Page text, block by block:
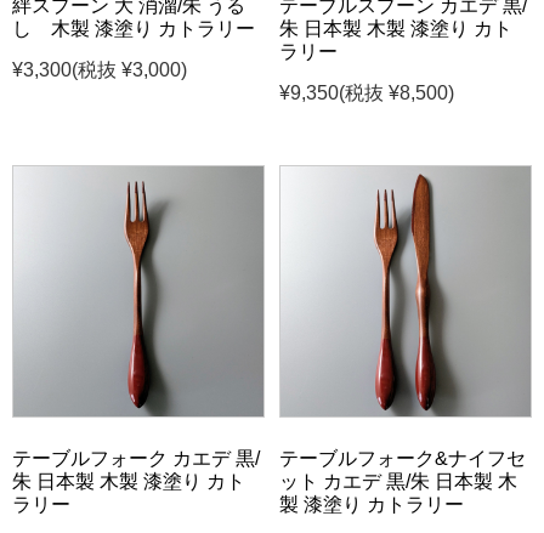
絆スプーン 大 消溜/朱 うる
し 木製 漆塗り カトラリー
¥3,300(税抜 ¥3,000)
テーブルスプーン カエデ 黒/
朱 日本製 木製 漆塗り カト
ラリー
¥9,350(税抜 ¥8,500)
テーブルフォーク カエデ 黒/
朱 日本製 木製 漆塗り カト
ラリー
テーブルフォーク&ナイフセ
ット カエデ 黒/朱 日本製 木
製 漆塗り カトラリー